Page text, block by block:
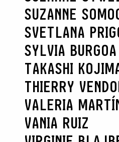
SUZANNE
SVETLANA
SYLVIA BURGOA
TAKASHI
THIERRY
VALERIA
VANIA RUIZ